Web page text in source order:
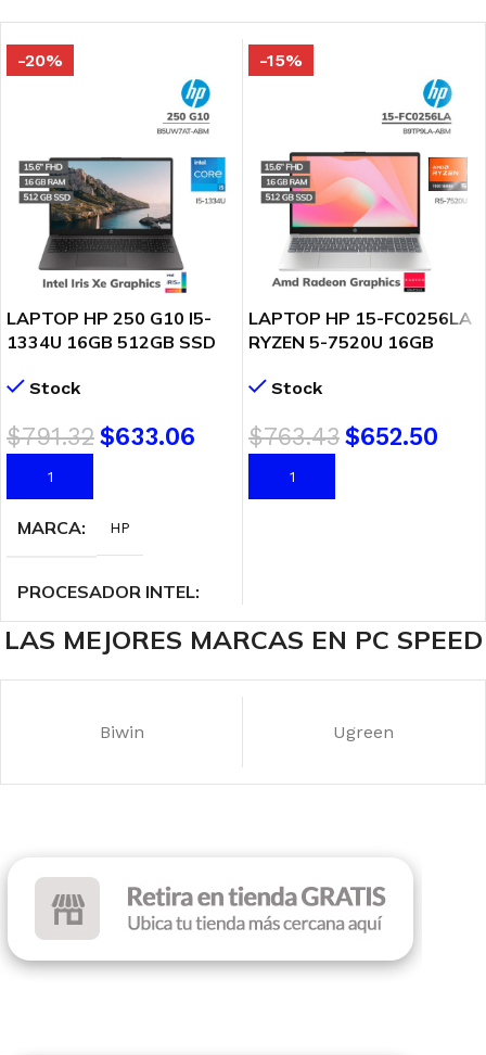
-20%
LAPTOP HP 250 G10 I5-
1334U 16GB 512GB SSD
(B5UW7AT-ABM)
Stock
$791.32$633.06
AÑADIR AL CARRITO
MARCA HP
PROCESADOR INTEL
Intel Core i5 – 13th Gen
15.6″ FHD
-15%
LAPTOP HP 15-FC0256LA
RYZEN 5-7520U 16GB
FHD FREEDOS ( B9TP9LA-
Stock
$763.43$652.50
AÑADIR AL CARRITO
LAS MEJORES MARCAS EN PC SPEED
Biwin Ugreen